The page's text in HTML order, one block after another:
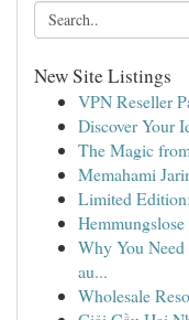
New Site Listings
VPN Reseller
Discover Your
The Magic
Memahami
Limited
Why You
au...
Wholesale